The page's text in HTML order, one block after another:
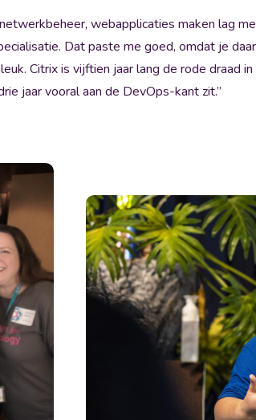
webapplicaties maken lag
Dat paste me goed, omdat je
Citrix is vijftien jaar lang de rode draad
jaar vooral aan de DevOps-kant zit.”